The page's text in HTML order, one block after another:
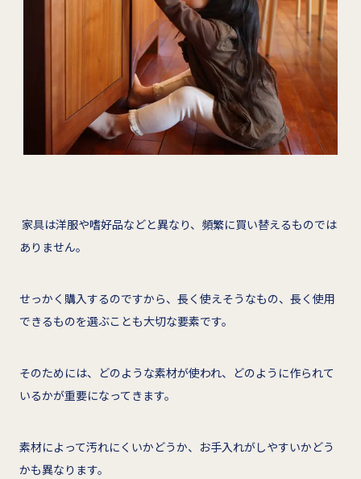
家具は洋服や嗜好品などと異なり、頻繁に買い替えるものでは
ありません。
せっかく購入するのですから、長く使えそうなもの、長く使用
できるものを選ぶことも大切な要素です。
そのためには、どのような素材が使われ、どのように作られて
いるかが重要になってきます。
素材によって汚れにくいかどうか、お手入れがしやすいかどう
かも異なります。